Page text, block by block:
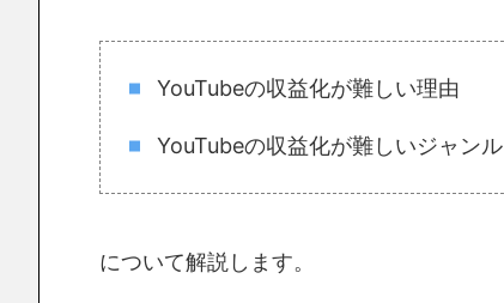
YouTubeの収益化が難しい理由
YouTubeの収益化が難しいジャンル
について解説します。